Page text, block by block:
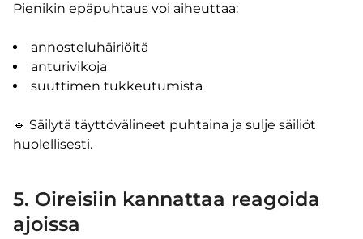
Pienikin epäpuhtaus voi aiheuttaa:
annosteluhäiriöitä
anturivikoja
suuttimen tukkeutumista
🔹 Säilytä täyttövälineet puhtaina ja sulje säiliöt
huolellisesti.
5. Oireisiin kannattaa reagoida
ajoissa